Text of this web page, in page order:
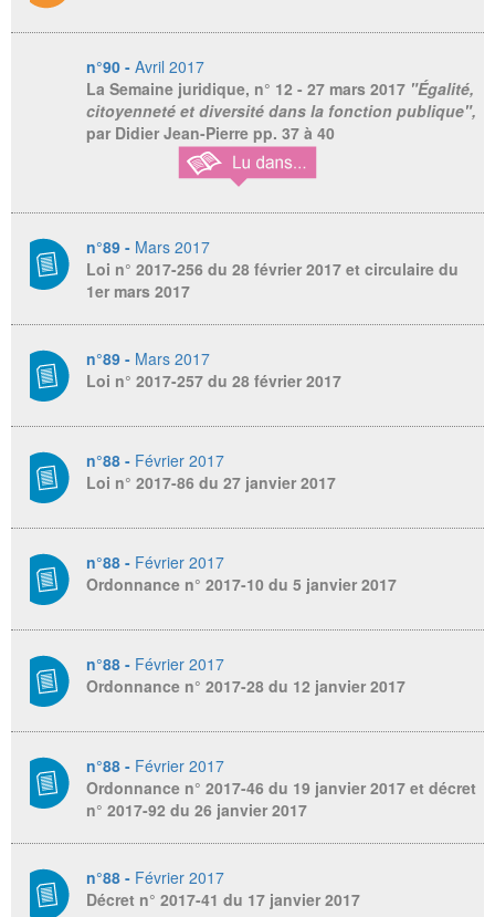
n°90 - Avril 2017
La Semaine juridique, n° 12 - 27 mars 2017 "Égalité,
citoyenneté et diversité dans la fonction publique",
par Didier Jean-Pierre pp. 37 à 40
n°89 - Mars 2017
Loi n° 2017-256 du 28 février 2017 et circulaire du
1er mars 2017
n°89 - Mars 2017
Loi n° 2017-257 du 28 février 2017
n°88 - Février 2017
Loi n° 2017-86 du 27 janvier 2017
n°88 - Février 2017
Ordonnance n° 2017-10 du 5 janvier 2017
n°88 - Février 2017
Ordonnance n° 2017-28 du 12 janvier 2017
n°88 - Février 2017
Ordonnance n° 2017-46 du 19 janvier 2017 et décret
n° 2017-92 du 26 janvier 2017
n°88 - Février 2017
Décret n° 2017-41 du 17 janvier 2017